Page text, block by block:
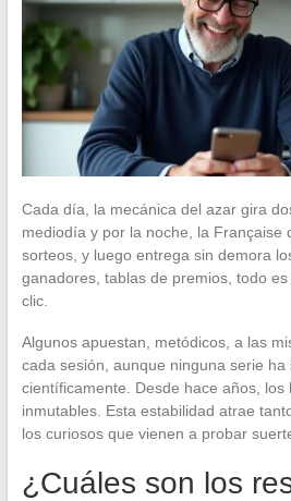
Cada día, la mecánica del azar gira
mediodía y por la noche, la Française
sorteos, y luego entrega sin demora
ganadores, tablas de premios, todo
clic.
Algunos apuestan, metódicos, a las
cada sesión, aunque ninguna serie ha
científicamente. Desde hace años, los
inmutables. Esta estabilidad atrae
los curiosos que vienen a probar
¿Cuáles son los